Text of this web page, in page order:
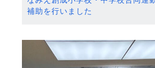
補助を行いました